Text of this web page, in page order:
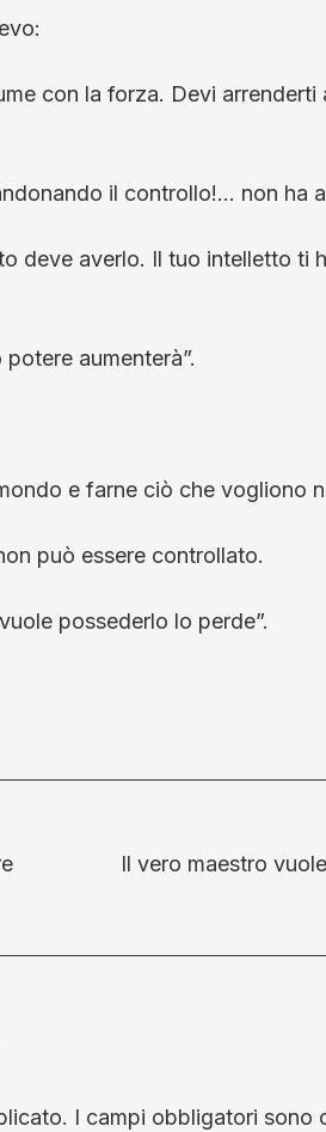
con la forza. Devi arrenderti
il controllo!… non ha
deve averlo. Il tuo intelletto ti
aumenterà”.
e farne ciò che vogliono
può essere controllato.
possederlo lo perde”.
Il vero maestro
I campi obbligatori sono